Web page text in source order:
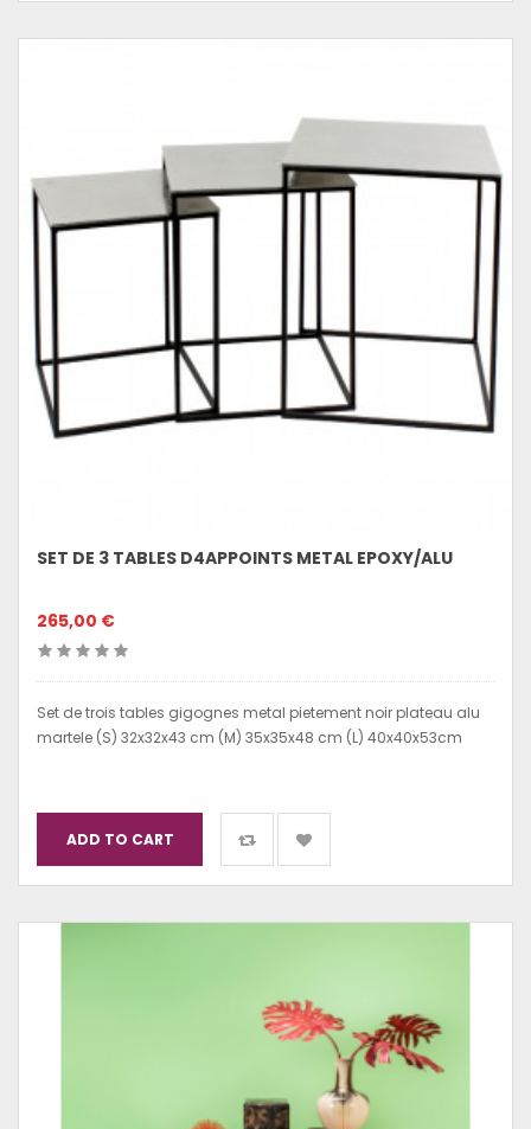
SET DE 3 TABLES D4APPOINTS METAL EPOXY/ALU
265,00 €
Set de trois tables gigognes metal pietement noir plateau alu
martele (S) 32x32x43 cm (M) 35x35x48 cm (L) 40x40x53cm
ADD TO CART